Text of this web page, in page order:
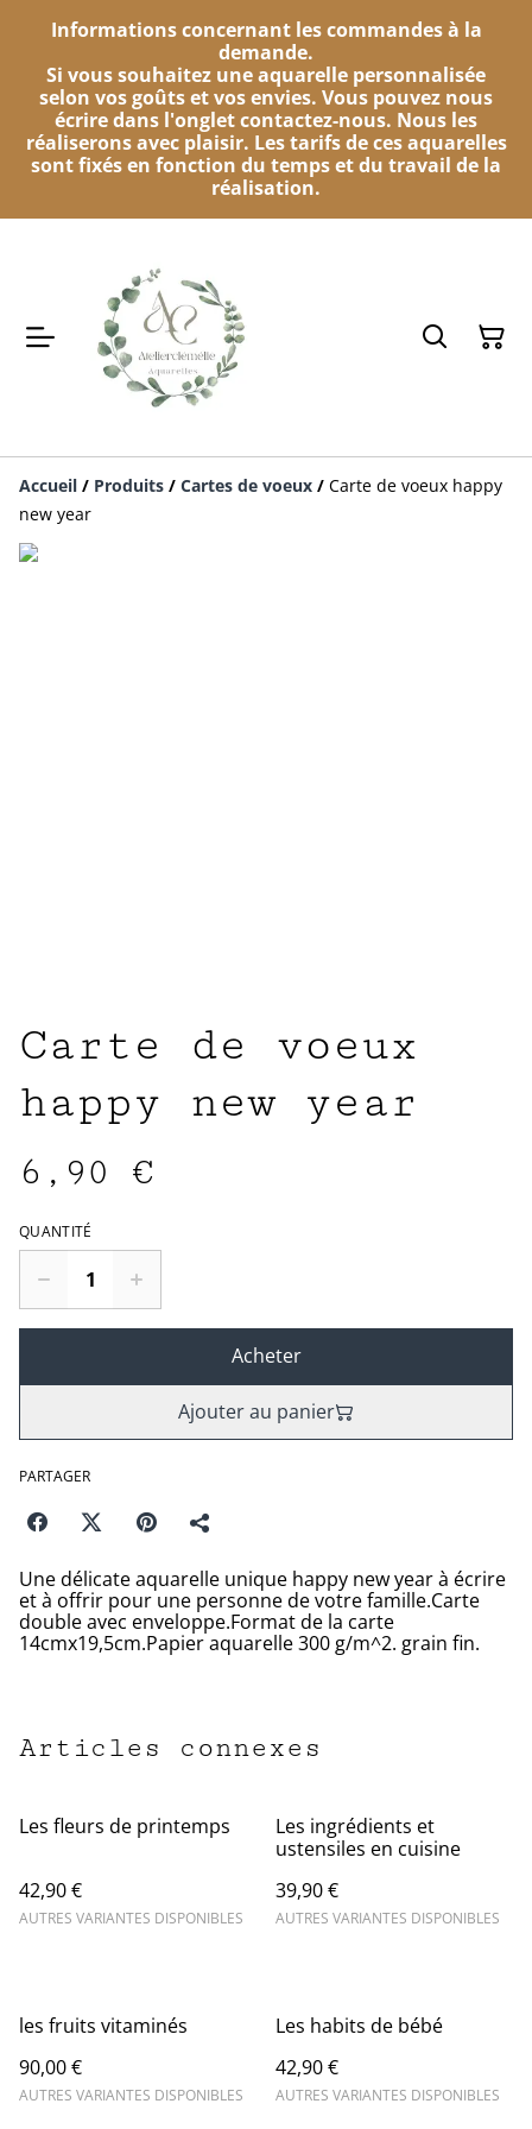
Informations concernant les commandes à la
demande.
Si vous souhaitez une aquarelle personnalisée
selon vos goûts et vos envies. Vous pouvez nous
écrire dans l'onglet contactez-nous. Nous les
réaliserons avec plaisir. Les tarifs de ces aquarelles
sont fixés en fonction du temps et du travail de la
réalisation.
Accueil / Produits / Cartes de voeux / Carte de voeux happy
new year
Carte de voeux
happy new year
6,90 €
QUANTITÉ
Acheter
Ajouter au panier
PARTAGER
Une délicate aquarelle unique happy new year à écrire
et à offrir pour une personne de votre famille.Carte
double avec enveloppe.Format de la carte
14cmx19,5cm.Papier aquarelle 300 g/m^2. grain fin.
Articles connexes
Les fleurs de printemps
42,90 €
AUTRES VARIANTES DISPONIBLES
Les ingrédients et
ustensiles en cuisine
39,90 €
AUTRES VARIANTES DISPONIBLES
les fruits vitaminés
90,00 €
AUTRES VARIANTES DISPONIBLES
Les habits de bébé
42,90 €
AUTRES VARIANTES DISPONIBLES